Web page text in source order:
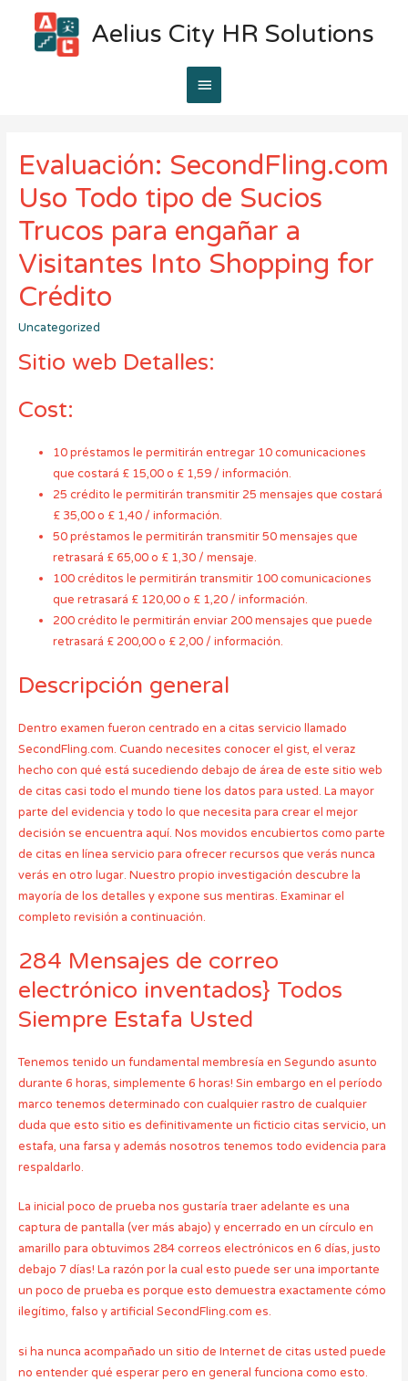
Aelius City HR Solutions
Main
Evaluación: SecondFling.com
Uso Todo tipo de Sucios
Trucos para engañar a
Visitantes Into Shopping for
Crédito
Uncategorized
Sitio web Detalles:
Cost:
10 préstamos le permitirán entregar 10 comunicaciones
que costará £ 15,00 o £ 1,59 / información.
25 crédito le permitirán transmitir 25 mensajes que costará
£ 35,00 o £ 1,40 / información.
50 préstamos le permitirán transmitir 50 mensajes que
retrasará £ 65,00 o £ 1,30 / mensaje.
100 créditos le permitirán transmitir 100 comunicaciones
que retrasará £ 120,00 o £ 1,20 / información.
200 crédito le permitirán enviar 200 mensajes que puede
retrasará £ 200,00 o £ 2,00 / información.
Descripción general
Dentro examen fueron centrado en a citas servicio llamado
SecondFling.com. Cuando necesites conocer el gist, el veraz
hecho con qué está sucediendo debajo de área de este sitio web
de citas casi todo el mundo tiene los datos para usted. La mayor
parte del evidencia y todo lo que necesita para crear el mejor
decisión se encuentra aquí. Nos movidos encubiertos como parte
de citas en línea servicio para ofrecer recursos que verás nunca
verás en otro lugar. Nuestro propio investigación descubre la
mayoría de los detalles y expone sus mentiras. Examinar el
completo revisión a continuación.
284 Mensajes de correo
electrónico inventados} Todos
Siempre Estafa Usted
Tenemos tenido un fundamental membresía en Segundo asunto
durante 6 horas, simplemente 6 horas! Sin embargo en el período
marco tenemos determinado con cualquier rastro de cualquier
duda que esto sitio es definitivamente un ficticio citas servicio, un
estafa, una farsa y además nosotros tenemos todo evidencia para
respaldarlo.
La inicial poco de prueba nos gustaría traer adelante es una
captura de pantalla (ver más abajo) y encerrado en un círculo en
amarillo para obtuvimos 284 correos electrónicos en 6 días, justo
debajo 7 días! La razón por la cual esto puede ser una importante
un poco de prueba es porque esto demuestra exactamente cómo
ilegítimo, falso y artificial SecondFling.com es.
si ha nunca acompañado un sitio de Internet de citas usted puede
no entender qué esperar pero en general funciona como esto.